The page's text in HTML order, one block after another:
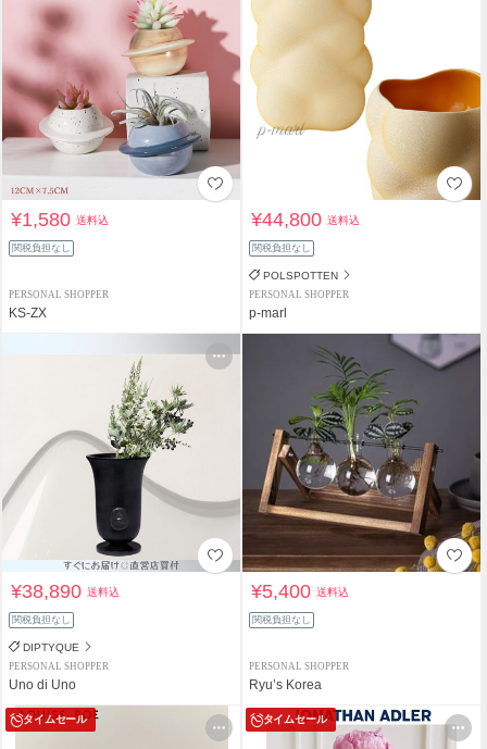
¥1,580送料込
関税負担なし
PERSONAL SHOPPER
KS-ZX
¥44,800送料込
関税負担なし
POLSPOTTEN
PERSONAL SHOPPER
p-marl
¥38,890送料込
関税負担なし
DIPTYQUE
PERSONAL SHOPPER
Uno di Uno
¥5,400送料込
関税負担なし
PERSONAL SHOPPER
Ryu’s Korea
タイムセール タイムセール